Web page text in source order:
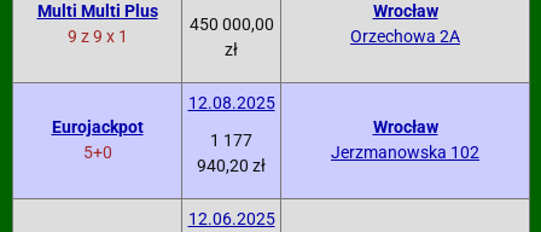
Multi Multi Plus
9 z 9 x 1
450 000,00
zł
Wrocław
Orzechowa 2A
Eurojackpot
5+0
12.08.2025
1 177
940,20 zł
Wrocław
Jerzmanowska 102
12.06.2025